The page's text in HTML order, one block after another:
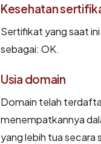
Kesehatan
Sertifikat yang saat
sebagai: OK.
Usia domain
Domain telah
menempatkannya
yang lebih tua secara